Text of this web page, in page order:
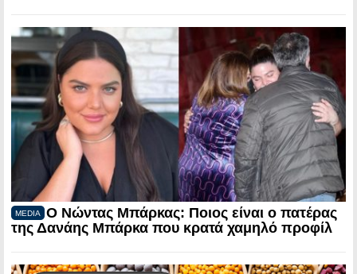
MEDIA
Ο Νώντας Μπάρκας: Ποιος είναι ο πατέρας
της Δανάης Μπάρκα που κρατά χαμηλό προφίλ